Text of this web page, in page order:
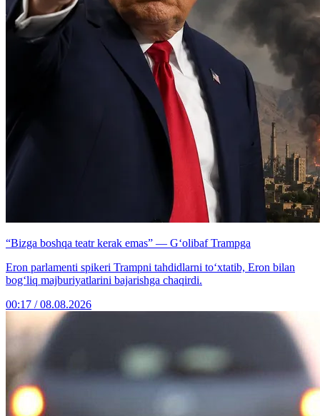
“Bizga boshqa teatr kerak emas” — G‘olibaf Trampga
Eron parlamenti spikeri Trampni tahdidlarni to‘xtatib, Eron bilan
bog‘liq majburiyatlarini bajarishga chaqirdi.
00:17 / 08.08.2026